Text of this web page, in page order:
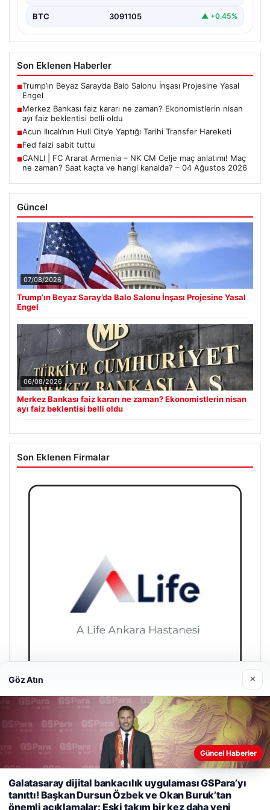
BTC 3091105 ▲ +0.45%
Son Eklenen Haberler
■Trump’ın Beyaz Saray’da Balo Salonu İnşası Projesine Yasal
Engel
■Merkez Bankası faiz kararı ne zaman? Ekonomistlerin nisan
ayı faiz beklentisi belli oldu
■Acun Ilıcalı’nın Hull City’e Yaptığı Tarihi Transfer Hareketi
■Fed faizi sabit tuttu
■CANLI | FC Ararat Armenia – NK CM Celje maç anlatımı! Maç
ne zaman? Saat kaçta ve hangi kanalda? – 04 Ağustos 2026
Güncel
07/08/2026
Trump’ın Beyaz Saray’da Balo Salonu İnşası Projesine Yasal
Engel
06/08/2026
Merkez Bankası faiz kararı ne zaman? Ekonomistlerin nisan
ayı faiz beklentisi belli oldu
Son Eklenen Firmalar
A Life Ankara Hastanesi
Web sitemizi nasıl kullandığınızı daha iyi anlayabilmek,
deneyiminizi kişiselleştirmek ve geliştirmek amacıyla çerezler
Göz Atın ×
Güncel Haberler
Galatasaray dijital bankacılık uygulaması GSPara’yı
tanıttı! Başkan Dursun Özbek ve Okan Buruk’tan
önemli açıklamalar: Eski takım bir kez daha yeni